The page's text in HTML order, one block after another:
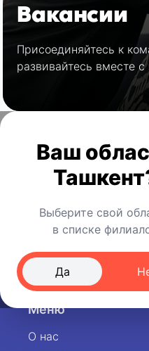
Вакансии
Присоединяйтесь к
развивайтесь вместе
Ваш
Выберите свой
в списке
Да
Фергана
К сожалению, на
городе нет открытых
Меню
О нас